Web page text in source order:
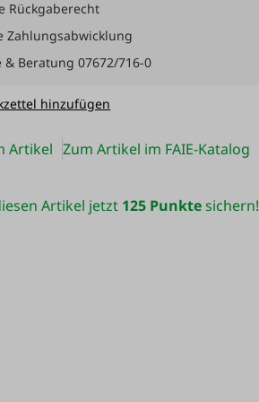
Rückgaberecht
Zahlungsabwicklung
& Beratung 07672/716-0
hinzufügen
Artikel Zum Artikel im FAIE-Katalog
Artikel jetzt 125 Punktesichern!